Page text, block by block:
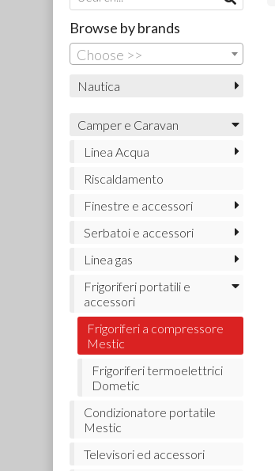
Browse by brands
Choose >>
Nautica
Camper e Caravan
Linea Acqua
Riscaldamento
Finestre e accessori
Serbatoi e accessori
Linea gas
Frigoriferi portatili e
accessori
Frigoriferi a compressore
Mestic
Frigoriferi termoelettrici
Dometic
Condizionatore portatile
Mestic
Televisori ed accessori